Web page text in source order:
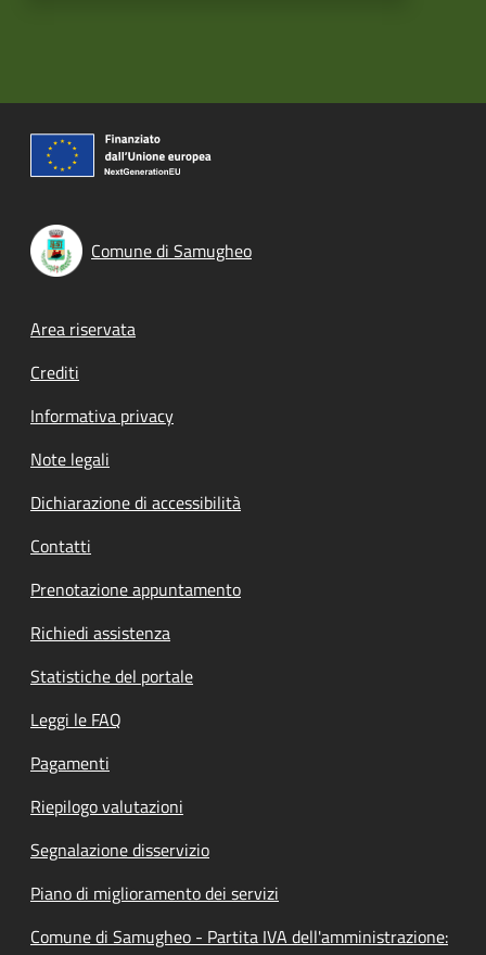
Comune di Samugheo
Footer menu
Area riservata
Crediti
Informativa privacy
Note legali
Dichiarazione di accessibilità
Contatti
Prenotazione appuntamento
Richiedi assistenza
Statistiche del portale
Leggi le FAQ
Pagamenti
Riepilogo valutazioni
Segnalazione disservizio
Piano di miglioramento dei servizi
Comune di Samugheo - Partita IVA dell'amministrazione: